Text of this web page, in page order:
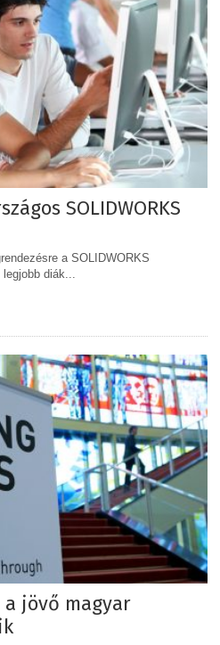
SOLIDWORKS
a SOLIDWORKS
diák...
a jövő magyar